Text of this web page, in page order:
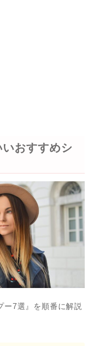
おすすめシ
ー7選』を順番に解説